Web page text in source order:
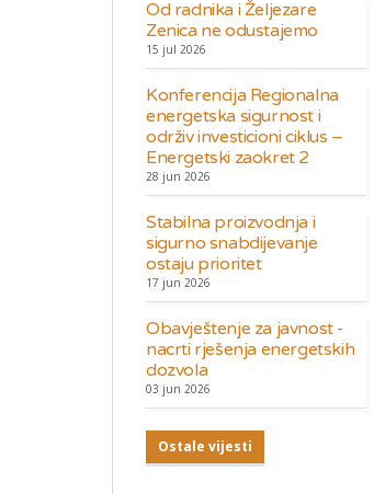
Od radnika i Željezare
Zenica ne odustajemo
15 jul 2026
Konferencija Regionalna
energetska sigurnost i
održiv investicioni ciklus –
Energetski zaokret 2
28 jun 2026
Stabilna proizvodnja i
sigurno snabdijevanje
ostaju prioritet
17 jun 2026
Obavještenje za javnost -
nacrti rješenja energetskih
dozvola
03 jun 2026
Ostale vijesti